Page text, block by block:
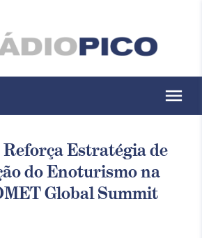
menu
Estratégia de
do Enoturismo na
Global Summit